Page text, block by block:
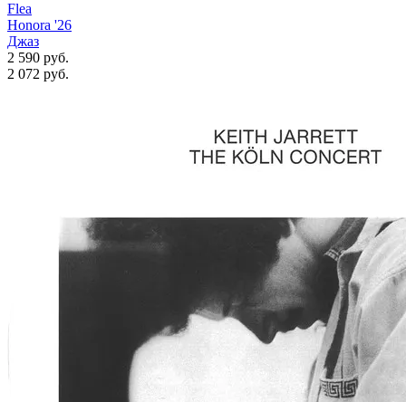
Flea
Honora '26
Джаз
2 590 руб.
2 072 руб.